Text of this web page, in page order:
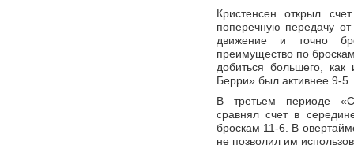
Кристенсен открыл
поперечную передачу
движение и точно
преимущество по
добиться большего,
Берри» был активнее 9-5.
В третьем периоде
сравнял счет в
броскам 11-6. В
не позволил им